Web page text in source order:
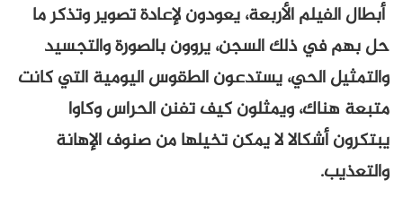
أبطال الفيلم الأربعة، يعودون لإعادة تصوير وتذكر ما
حل بهم في ذلك السجن، يروون بالصورة والتجسيد
والتمثيل الحي، يستدعون الطقوس اليومية التي كانت
متبعة هناك، ويمثلون كيف تفنن الحراس وكاوا
يبتكرون أشكالا لا يمكن تخيلها من صنوف الإهانة
والتعذيب.